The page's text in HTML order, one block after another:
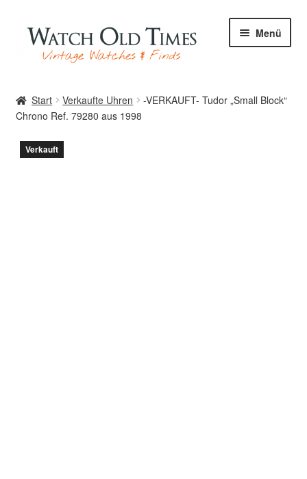
Zur
Navigation
springen
Zum
Inhalt
springen
Menü
Uhren
Start Verkaufte Uhren
-VERKAUFT- Tudor „Small Block“
Chrono Ref. 79280 aus 1998
Verkauft